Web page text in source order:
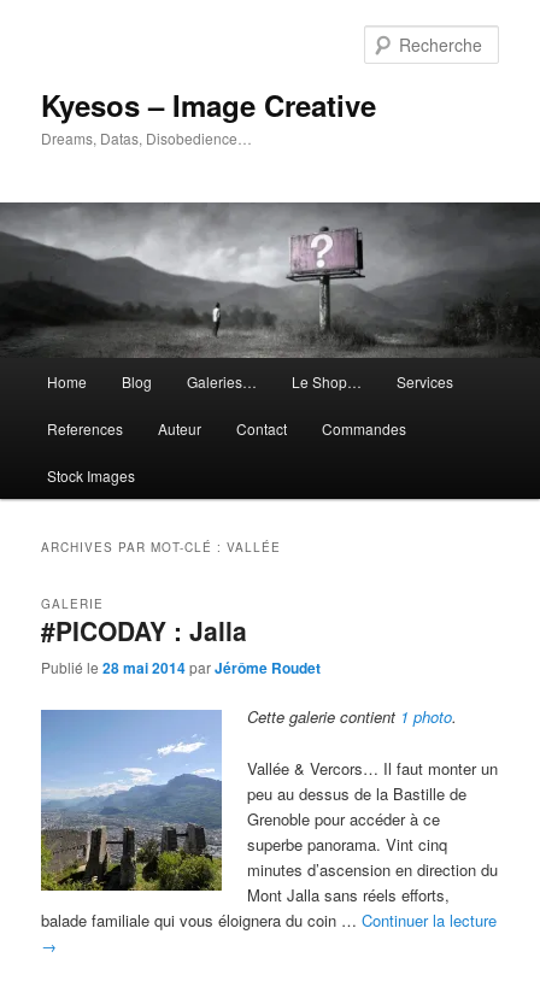
Kyesos – Image Creative
Dreams, Datas, Disobedience…
principal
Home Blog Galeries… Le Shop… Services
References Auteur Contact Commandes
Stock Images
ARCHIVES PAR MOT-CLÉ :VALLÉE
#PICODAY : Jalla
GALERIE
Publié le28 mai 2014parJérôme Roudet
Cette galerie contient 1 photo.
Vallée & Vercors… Il faut monter un
peu au dessus de la Bastille de
Grenoble pour accéder à ce
superbe panorama. Vint cinq
minutes d’ascension en direction du
Mont Jalla sans réels efforts,
balade familiale qui vous éloignera du coin …Continuer la lecture
→